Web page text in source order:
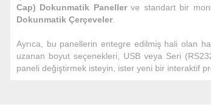
Cap) Dokunmatik Panellerve standart bir
Dokunmatik Çerçeveler
Ayrıca, bu panellerin entegre edilmiş hali olan
uzanan boyut seçenekleri, USB veya Seri
paneli değiştirmek isteyin, ister yeni bir interaktif